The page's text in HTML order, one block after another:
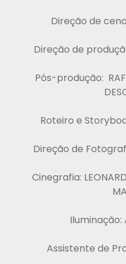
Direção de
Direção de
Pós-produção:
Roteiro e
Direção de
Cinegrafia:
Iluminação:
Assistente de